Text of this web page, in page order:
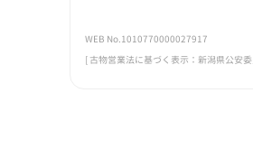
WEB No.1010770000027917
[ 古物営業法に基づく表示：新潟県公安